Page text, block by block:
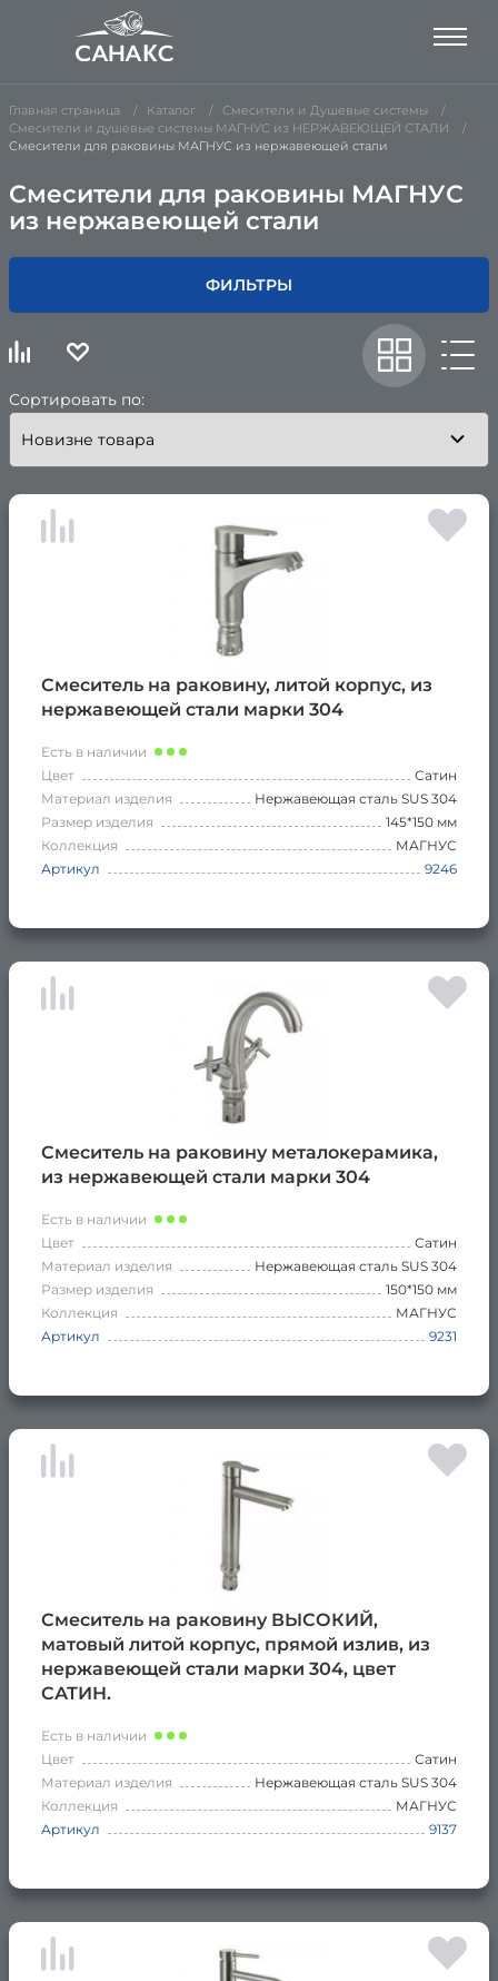
Главная страница Каталог
Смесители и Душевые системы
Смесители и душевые системы МАГНУС из НЕРЖАВЕЮЩЕЙ СТАЛИ
Смесители для раковины МАГНУС из нержавеющей стали
Смесители для раковины МАГНУС
из нержавеющей стали
ФИЛЬТРЫ
Сортировать по:
Смеситель на раковину, литой корпус, из
нержавеющей стали марки 304
Есть в наличии
Цвет
Сатин
Материал изделия
Нержавеющая сталь SUS 304
Размер изделия
145*150 мм
Коллекция
МАГНУС
Артикул
9246
Смеситель на раковину металокерамика,
из нержавеющей стали марки 304
Есть в наличии
Цвет
Сатин
Материал изделия
Нержавеющая сталь SUS 304
Размер изделия
150*150 мм
Коллекция
МАГНУС
Артикул
9231
Смеситель на раковину ВЫСОКИЙ,
матовый литой корпус, прямой излив, из
нержавеющей стали марки 304, цвет
САТИН.
Есть в наличии
Цвет
Сатин
Материал изделия
Нержавеющая сталь SUS 304
Коллекция
МАГНУС
Артикул
9137